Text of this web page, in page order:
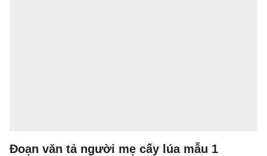
Đoạn văn tả người mẹ cấy lúa mẫu 1